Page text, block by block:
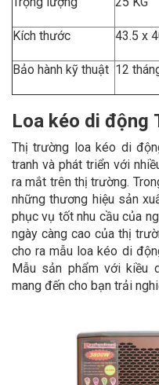
Kích thước 43.5 x
Bảo hành kỹ thuật 12
Loa kéo di động
Thị trường loa kéo di
tranh và phát triển với
ra mắt trên thị trường.
những thương hiệu sản
phục vụ tốt nhu cầu của
ngày càng cao của thị
cho ra mẫu loa kéo di
Mẫu sản phẩm với kiều
mang đến cho bạn trải